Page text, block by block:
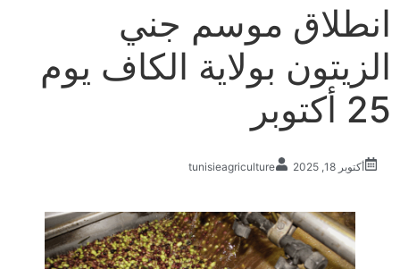
انطلاق موسم جني
الزيتون بولاية الكاف يوم
25 أكتوبر
أكتوبر 18, 2025 tunisieagriculture